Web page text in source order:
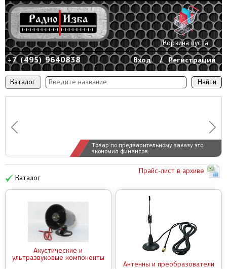
Каталог
Товар по предварительному заказу это
экономия финансов.
+7 (495) 9640838 Вход / Регистрация
Корзина пуста
Каталог
Прайс-лист в архиве
Акустические и
ультразвуковые компоненты
Антенны и преобразователи